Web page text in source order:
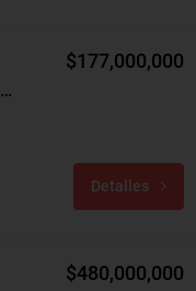
Casa Venta, Almendros 2da Etapa, Soledad (28949)
$177,000,000
Detalles
$480,000,000